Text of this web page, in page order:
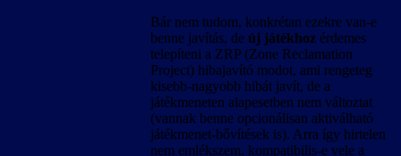
Bár nem tudom, konkrétan ezekre van-e
benne javítás, de új játékhoz érdemes
telepíteni a ZRP (Zone Reclamation
Project) hibajavító modot, ami rengeteg
kisebb-nagyobb hibát javít, de a
játékmeneten alapesetben nem változtat
(vannak benne opcionálisan aktiválható
játékmenet-bővítések is). Arra így hirtelen
nem emlékszem, kompatibilis-e vele a